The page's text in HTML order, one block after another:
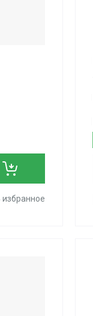
избранное